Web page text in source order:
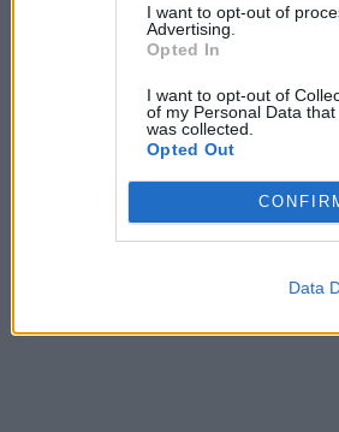
I want to opt-out of
Advertising.
Opted In
I want to opt-out of
of my Personal Data
was collected.
Opted Out
Data